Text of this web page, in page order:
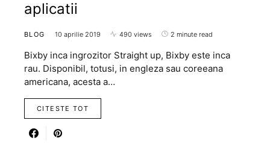
aplicatii
BLOG 10 aprilie 2019 490 views 2 minute read
Bixby inca ingrozitor Straight up, Bixby este inca
rau. Disponibil, totusi, in engleza sau coreeana
americana, acesta a…
CITESTE TOT